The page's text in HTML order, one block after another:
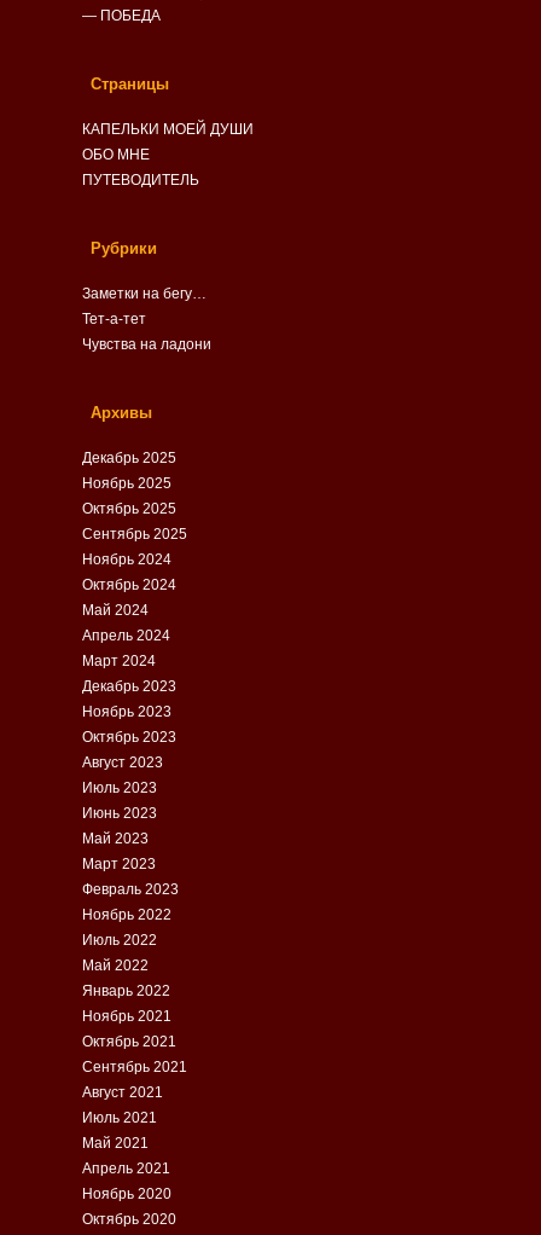
— ПОБЕДА
Страницы
КАПЕЛЬКИ МОЕЙ ДУШИ
ОБО МНЕ
ПУТЕВОДИТЕЛЬ
Рубрики
Заметки на бегу…
Тет-а-тет
Чувства на ладони
Архивы
Декабрь 2025
Ноябрь 2025
Октябрь 2025
Сентябрь 2025
Ноябрь 2024
Октябрь 2024
Май 2024
Апрель 2024
Март 2024
Декабрь 2023
Ноябрь 2023
Октябрь 2023
Август 2023
Июль 2023
Июнь 2023
Май 2023
Март 2023
Февраль 2023
Ноябрь 2022
Июль 2022
Май 2022
Январь 2022
Ноябрь 2021
Октябрь 2021
Сентябрь 2021
Август 2021
Июль 2021
Май 2021
Апрель 2021
Ноябрь 2020
Октябрь 2020